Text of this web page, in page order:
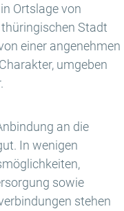
Ortslage von
Stadt
einer angenehmen
umgeben
an die
In wenigen
sowie
stehen